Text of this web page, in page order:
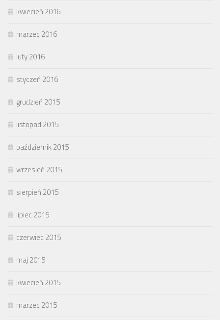
kwiecień 2016
marzec 2016
luty 2016
styczeń 2016
grudzień 2015
listopad 2015
październik 2015
wrzesień 2015
sierpień 2015
lipiec 2015
czerwiec 2015
maj 2015
kwiecień 2015
marzec 2015